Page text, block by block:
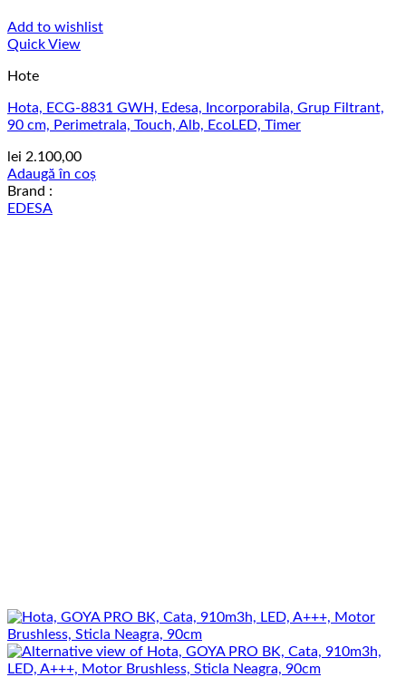
Add to wishlist
Quick View
Hote
Hota, ECG-8831 GWH, Edesa, Incorporabila, Grup Filtrant,
90 cm, Perimetrala, Touch, Alb, EcoLED, Timer
lei 2.100,00
Adaugă în coș
Brand :
EDESA